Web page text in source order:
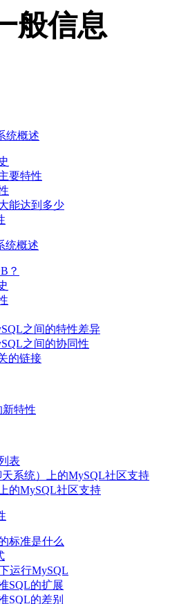
般信息
统概述
要特性
能达到多少
统概述
？
之间的特性差异
之间的协同性
的链接
新特性
表
天系统）上的MySQL社区支持
的MySQL社区支持
标准是什么
运行MySQL
SQL的扩展
SQL的差别